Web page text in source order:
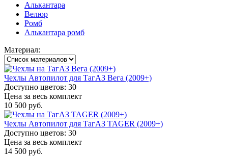
Алькантара
Велюр
Ромб
Алькантара ромб
Материал:
Чехлы Автопилот для ТагАЗ Вега (2009+)
Доступно цветов: 30
Цена за весь комплект
10 500 руб.
Чехлы Автопилот для ТагАЗ TAGER (2009+)
Доступно цветов: 30
Цена за весь комплект
14 500 руб.